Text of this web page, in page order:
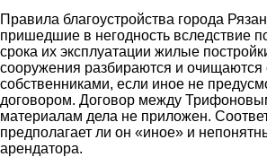
Правила благоустройства города
пришедшие в негодность вследствие
срока их эксплуатации жилые
сооружения разбираются и очищаются
собственниками, если иное не
договором. Договор между
материалам дела не приложен.
предполагает ли он «иное» и
арендатора.